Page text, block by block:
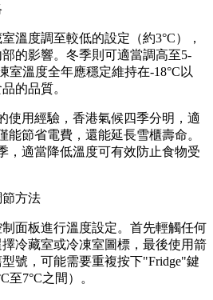
溫度調至較低的設定（約3°C），
的影響。冬季則可適當調高至5-
室溫度全年應穩定維持在-18°C以
的品質。
使用經驗，香港氣候四季分明，適
能節省電費，還能延長雪櫃壽命。
，適當降低溫度可有效防止食物受
方法
面板進行溫度設定。首先輕觸任何
冷藏室或冷凍室圖標，最後使用箭
號，可能需要重複按下"Fridge"鍵
至7°C之間）。